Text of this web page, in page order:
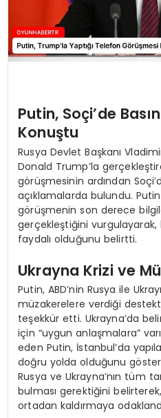
Putin, Soçi’de
Konuştu
Rusya Devlet Başkanı
Donald Trump’la
görüşmesinin ardından
açıklamalarda bulundu.
görüşmenin son derece
gerçekleştiğini
faydalı olduğunu belirtti.
Ukrayna Krizi ve
Putin, ABD’nin Rusya ile
müzakerelere verdiği
teşekkür etti. Ukrayna’da
için “uygun anlaşmalara”
eden Putin, İstanbul’da
doğru yolda olduğunu
Rusya ve Ukrayna’nın tüm
bulması gerektiğini
ortadan kaldırmaya